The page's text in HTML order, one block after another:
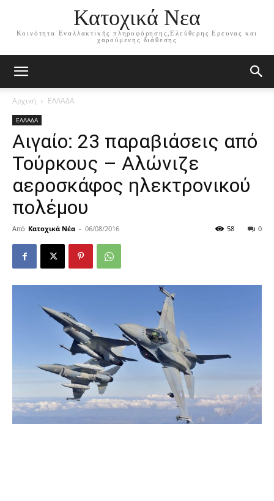
Κατοχικά Νεα
Κοινότητα Εναλλακτικής πληροφόρησης,Ελεύθερης Ερευνας και
χαρούμενης διάθεσης
Αρχική ΕΛΛΑΔΑ
ΕΛΛΑΔΑ
Αιγαίο: 23 παραβιάσεις από
Τούρκους – Αλώνιζε
αεροσκάφος ηλεκτρονικού
πολέμου
Από Κατοχικά Νέα - 06/08/2016 0
58